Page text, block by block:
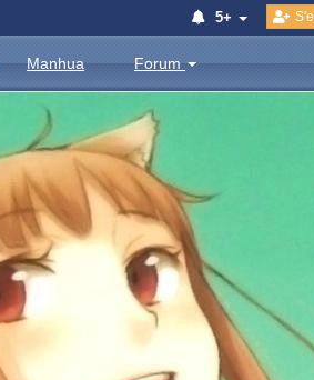
5+
Manhua Forum